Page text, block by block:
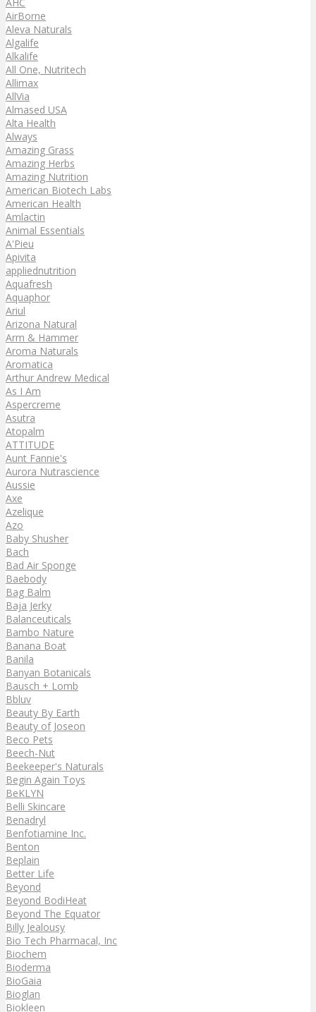
AirBorne
Aleva Naturals
Algalife
Alkalife
All One, Nutritech
Allimax
AllVia
Almased USA
Alta Health
Always
Amazing Grass
Amazing Herbs
Amazing Nutrition
American Biotech Labs
American Health
Amlactin
Animal Essentials
A'Pieu
Apivita
appliednutrition
Aquafresh
Aquaphor
Ariul
Arizona Natural
Arm & Hammer
Aroma Naturals
Aromatica
Arthur Andrew Medical
As I Am
Aspercreme
Asutra
Atopalm
ATTITUDE
Aunt Fannie's
Aurora Nutrascience
Aussie
Axe
Azelique
Azo
Baby Shusher
Bach
Bad Air Sponge
Baebody
Bag Balm
Baja Jerky
Balanceuticals
Bambo Nature
Banana Boat
Banila
Banyan Botanicals
Bausch + Lomb
Bbluv
Beauty By Earth
Beauty of Joseon
Beco Pets
Beech-Nut
Beekeeper's Naturals
Begin Again Toys
BeKLYN
Belli Skincare
Benadryl
Benfotiamine Inc.
Benton
Beplain
Better Life
Beyond
Beyond BodiHeat
Beyond The Equator
Billy Jealousy
Bio Tech Pharmacal, Inc
Biochem
Bioderma
BioGaia
Bioglan
Biokleen